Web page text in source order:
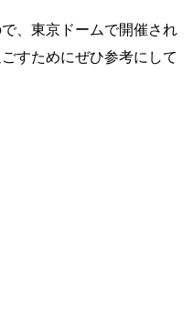
、東京ドームで開催され
すためにぜひ参考にして